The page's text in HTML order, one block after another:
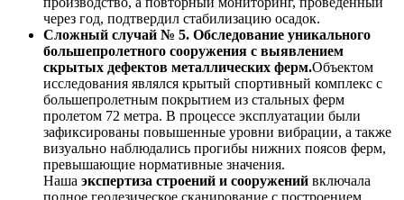
через год, подтвердил стабилизацию осадок.
Сложный случай № 5. Обследование уникального
большепролетного сооружения с выявлением
скрытых дефектов металлических ферм.Объектом
исследования являлся крытый спортивный комплекс с
большепролетным покрытием из стальных ферм
пролетом 72 метра. В процессе эксплуатации были
зафиксированы повышенные уровни вибрации, а также
визуально наблюдались прогибы нижних поясов ферм,
превышающие нормативные значения.
Наша экспертиза строений и сооружений включала
полное геодезическое сканирование с построением